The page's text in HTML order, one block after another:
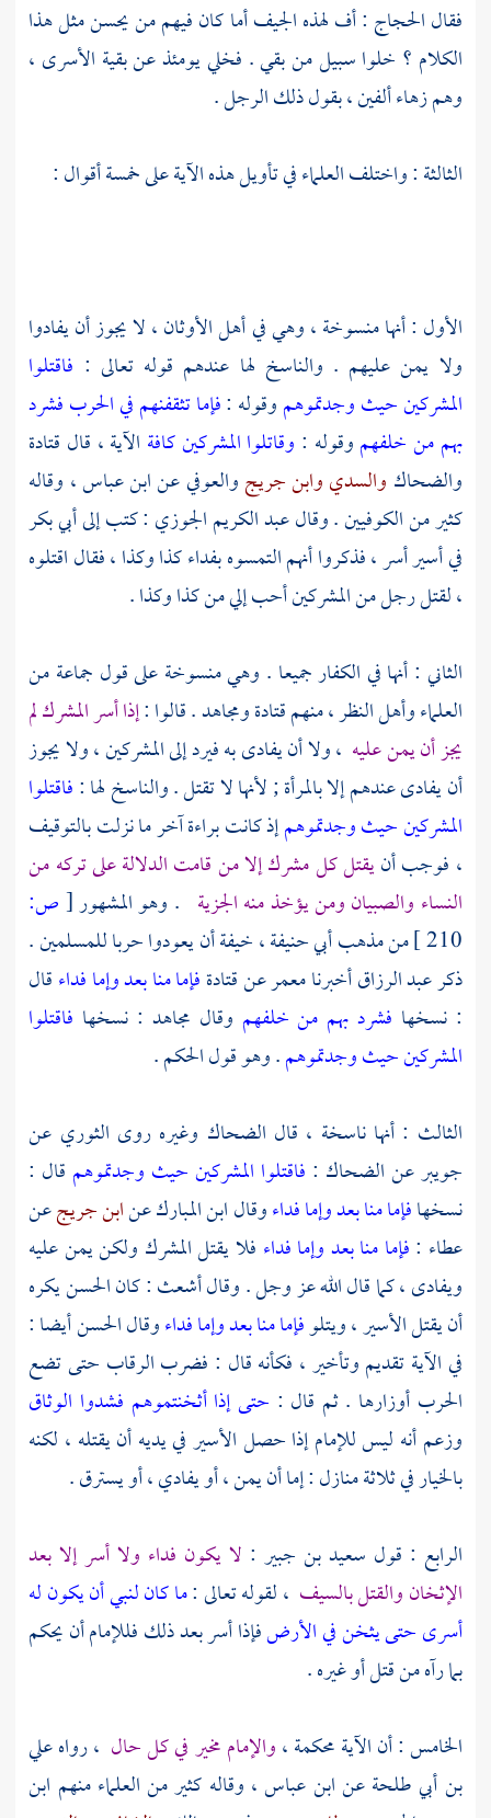
فقالالحجاج : أف لهذه الجيف أما كان فيهم من يحسن مثل هذا
الكلام ؟ خلوا سبيل من بقي . فخلي يومئذ عن بقية الأسرى ،
وهم زهاء ألفين ، بقول ذلك الرجل .
الثالثة : واختلف العلماء في تأويل هذه الآية على خمسة أقوال :
الأول : أنها منسوخة ، وهي في أهل الأوثان ، لا يجوز أن يفادوا
ولا يمن عليهم . والناسخ لها عندهم قوله تعالى : فاقتلوا
المشركين حيث وجدتموهموقوله :فإما تثقفنهم في الحرب فشرد
بهم من خلفهموقوله : وقاتلوا المشركين كافة الآية ، قال قتادة
والضحاك والسديوابن جريجوالعوفيعنابن عباس، وقاله
كثير منالكوفيين. وقالعبد الكريم الجوزي : كتب إلىأبي بكر
في أسير أسر ، فذكروا أنهم التمسوه بفداء كذا وكذا ، فقال اقتلوه
، لقتل رجل من المشركين أحب إلي من كذا وكذا .
الثاني : أنها في الكفار جميعا . وهي منسوخة على قول جماعة من
العلماء وأهل النظر ، منهمقتادةومجاهد. قالوا :إذا أسر المشرك لم
يجز أن يمن عليه ، ولا أن يفادى به فيرد إلى المشركين ، ولا يجوز
أن يفادى عندهم إلا بالمرأة ; لأنها لا تقتل . والناسخ لها :فاقتلوا
المشركين حيث وجدتموهمإذ كانت براءة آخر ما نزلت بالتوقيف
، فوجب أنيقتل كل مشرك إلا من قامت الدلالة على تركه من
النساء والصبيان ومن يؤخذ منه الجزية . وهو المشهور[ص:
210 ] من مذهبأبي حنيفة، خيفة أن يعودوا حربا للمسلمين .
ذكرعبد الرزاقأخبرنامعمرعنقتادةفإما منا بعد وإما فداءقال
: نسخها فشرد بهم من خلفهم وقال مجاهد : نسخها فاقتلوا
المشركين حيث وجدتموهم. وهو قولالحكم.
الثالث : أنها ناسخة ، قال الضحاك وغيره روى الثوري عن
جويبرعنالضحاك : فاقتلوا المشركين حيث وجدتموهم قال :
نسخهافإما منا بعد وإما فداءوقالابن المباركعنابن جريجعن
عطاء :فإما منا بعد وإما فداء فلا يقتل المشرك ولكن يمن عليه
ويفادى ، كما قال الله عز وجل . وقالأشعث: كانالحسنيكره
أن يقتل الأسير ، ويتلوفإما منا بعد وإما فداءوقالالحسنأيضا :
في الآية تقديم وتأخير ، فكأنه قال : فضرب الرقاب حتى تضع
الحرب أوزارها . ثم قال : حتى إذا أثخنتموهم فشدوا الوثاق
وزعم أنه ليس للإمام إذا حصل الأسير في يديه أن يقتله ، لكنه
بالخيار في ثلاثة منازل : إما أن يمن ، أو يفادي ، أو يسترق .
الرابع : قول سعيد بن جبير : لا يكون فداء ولا أسر إلا بعد
الإثخان والقتل بالسيف ، لقوله تعالى :ما كان لنبي أن يكون له
أسرى حتى يثخن في الأرضفإذا أسر بعد ذلك فللإمام أن يحكم
بما رآه من قتل أو غيره .
الخامس : أن الآية محكمة ،والإمام مخير في كل حال ، رواهعلي
بن أبي طلحةعنابن عباس، وقاله كثير من العلماء منهم ابن